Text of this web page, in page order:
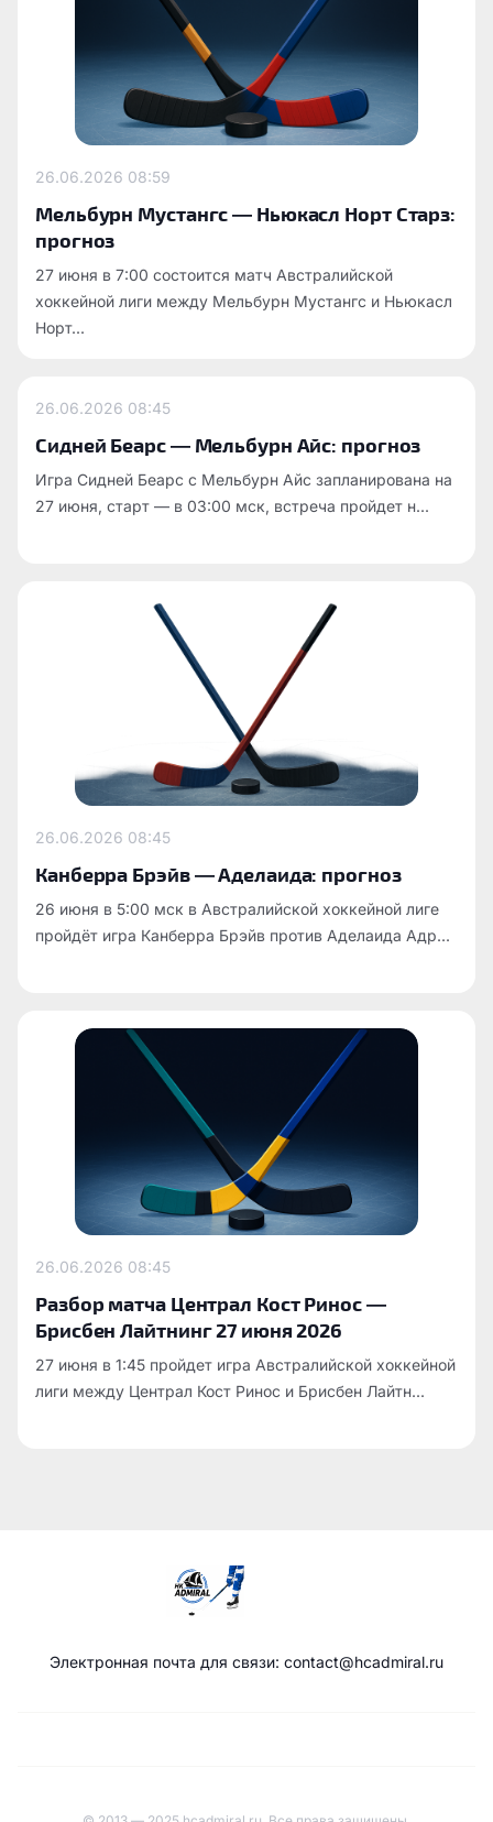
26.06.2026 08:59
Мельбурн Мустангс — Ньюкасл Норт Старз:
прогноз
27 июня в 7:00 состоится матч Австралийской
хоккейной лиги между Мельбурн Мустангс и Ньюкасл
Норт...
26.06.2026 08:45
Сидней Беарс — Мельбурн Айс: прогноз
Игра Сидней Беарс с Мельбурн Айс запланирована на
27 июня, старт — в 03:00 мск, встреча пройдет н...
26.06.2026 08:45
Канберра Брэйв — Аделаида: прогноз
26 июня в 5:00 мск в Австралийской хоккейной лиге
пройдёт игра Канберра Брэйв против Аделаида Адр...
26.06.2026 08:45
Разбор матча Централ Кост Ринос —
Брисбен Лайтнинг 27 июня 2026
27 июня в 1:45 пройдет игра Австралийской хоккейной
лиги между Централ Кост Ринос и Брисбен Лайтн...
Электронная почта для связи: contact@hcadmiral.ru